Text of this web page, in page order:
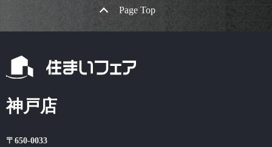
神戸店
〒650-0033
Page Top